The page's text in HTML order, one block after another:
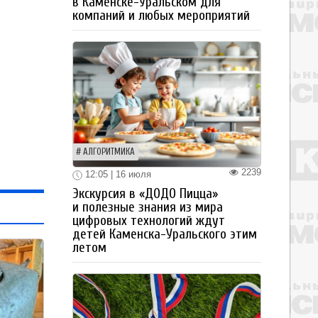
компаний и любых мероприятий
АЛГОРИТМИКА
2239
12:05 | 16 июля
Экскурсия в «ДОДО Пицца»
и полезные знания из мира
цифровых технологий ждут
детей Каменска-Уральского этим
летом